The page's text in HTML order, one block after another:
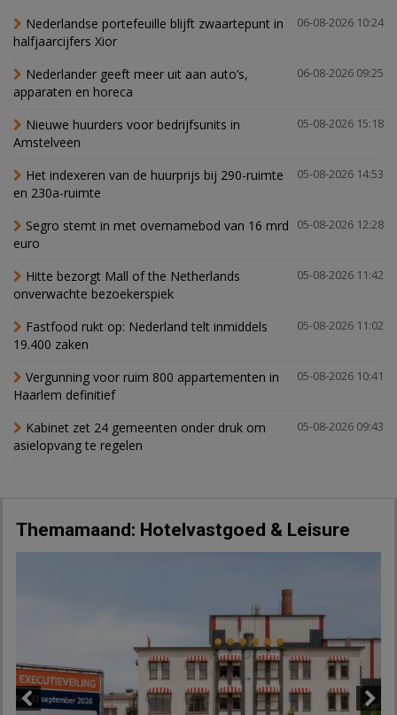
06-08-2026 10:24
Nederlandse portefeuille blijft zwaartepunt in
halfjaarcijfers Xior
06-08-2026 09:25
Nederlander geeft meer uit aan auto’s,
apparaten en horeca
05-08-2026 15:18
Nieuwe huurders voor bedrijfsunits in
Amstelveen
05-08-2026 14:53
Het indexeren van de huurprijs bij 290-ruimte
en 230a-ruimte
05-08-2026 12:28
Segro stemt in met overnamebod van 16 mrd
euro
05-08-2026 11:42
Hitte bezorgt Mall of the Netherlands
onverwachte bezoekerspiek
05-08-2026 11:02
Fastfood rukt op: Nederland telt inmiddels
19.400 zaken
05-08-2026 10:41
Vergunning voor ruim 800 appartementen in
Haarlem definitief
05-08-2026 09:43
Kabinet zet 24 gemeenten onder druk om
asielopvang te regelen
Themamaand: Hotelvastgoed & Leisure